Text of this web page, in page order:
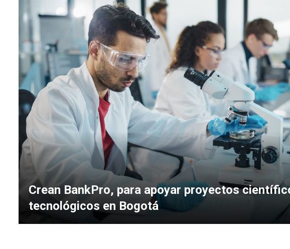
Crean BankPro, para apoyar proyectos
tecnológicos en Bogotá